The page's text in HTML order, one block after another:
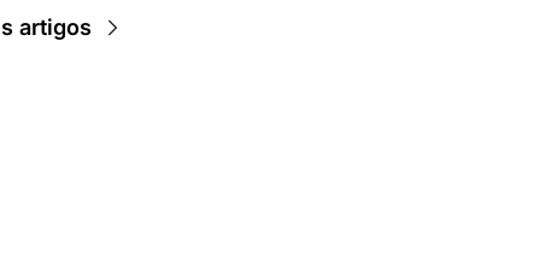
artigos